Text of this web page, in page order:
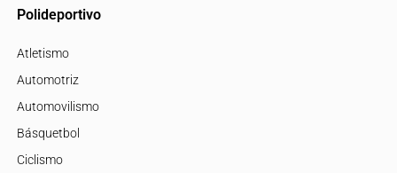
Polideportivo
Atletismo
Automotriz
Automovilismo
Básquetbol
Ciclismo